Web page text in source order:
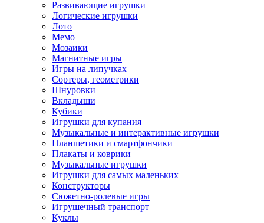
Развивающие игрушки
Логические игрушки
Лото
Мемо
Мозаики
Магнитные игры
Игры на липучках
Сортеры, геометрики
Шнуровки
Вкладыши
Кубики
Игрушки для купания
Музыкальные и интерактивные игрушки
Планшетики и смартфончики
Плакаты и коврики
Музыкальные игрушки
Игрушки для самых маленьких
Конструкторы
Сюжетно-ролевые игры
Игрушечный транспорт
Куклы